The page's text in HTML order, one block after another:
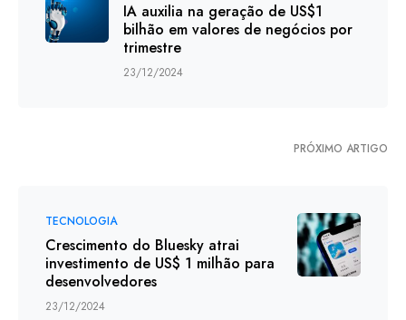
IA auxilia na geração de US$1
bilhão em valores de negócios por
trimestre
23/12/2024
PRÓXIMO ARTIGO
TECNOLOGIA
Crescimento do Bluesky atrai
investimento de US$ 1 milhão para
desenvolvedores
23/12/2024